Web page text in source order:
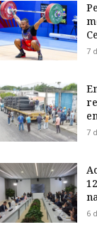
7
7
6